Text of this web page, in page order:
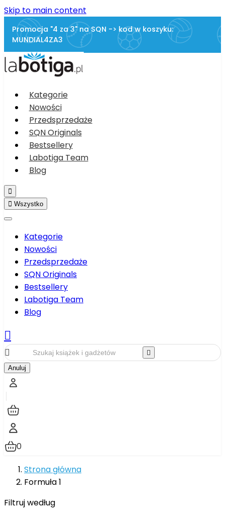
Skip to main content
Promocja "4 za 3" na SQN -> kod w koszyku:
MUNDIAL4ZA3
Kategorie
Nowości
Przedsprzedaże
SQN Originals
Bestsellery
Labotiga Team
Blog

 Wszystko
Kategorie
Nowości
Przedsprzedaże
SQN Originals
Bestsellery
Labotiga Team
Blog



Anuluj
0
Strona główna
Formuła 1
Filtruj według